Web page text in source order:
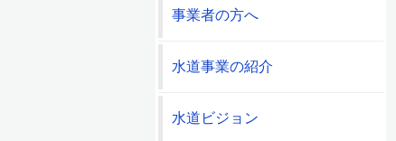
事業者の方へ
水道事業の紹介
水道ビジョン